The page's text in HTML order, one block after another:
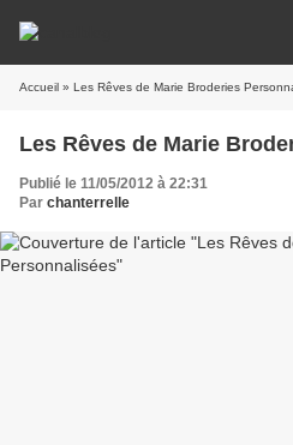
Accueil » Les Rêves de Marie Broderies
Les Rêves
Publié le 11/05/2012 à 22:31
Par chanterrelle